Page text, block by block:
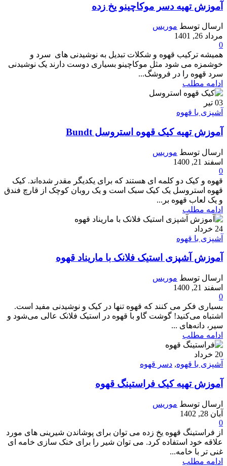
آموزش تهیه دسر موکاچینو یخ زده
ارسال توسط موریس
مرداد 26, 1401
0
همیشه ترکیب قهوه و شکلات تبدیل به نوشیدنی های سرد و
خوشمزه می شود مثل موکاچینو بسیاری دوست دارند یک نوشیدنی
سرد قهوه را در فروشگ...
ادامه مطلب
03 تیر
آشپزی با قهوه
آموزش تهیه کیک قهوه استروسل Bundt
ارسال توسط موریس
اسفند 21, 1400
0
قهوه و کیک دو کلمه ای هستند که برای یکدیگر مقدر شده‌اند. کیک
قهوه استروسل یک کیک سبک است و یک روبان کوچک از قارچ فندق
و یک لعاب قهوه بر...
ادامه مطلب
24 خرداد
آشپزی با قهوه
آموزش آشپزی استیک فلانک با ماریناد قهوه
ارسال توسط موریس
اسفند 21, 1400
0
بسیاری فکر می کنند که قهوه تنها در کیک و نوشیدنی مفید است.
اشتباه می‌کنید! گوشت گاو با قهوه در استیک فلانک عالی می‌شود و
سیر، دانه‌های ...
ادامه مطلب
20 خرداد
آشپزی با قهوه, دسر قهوه
آموزش تهیه کیک فراستینگ قهوه
ارسال توسط موریس
آبان 28, 1402
0
از فراستینگ قهوه یخ زده می توان برای پوشاندن شیرینی های مورد
علاقه خود استفاده کرد. می توان شیر را برای خنک سازی خامه ای
غنی تر با خامه...
ادامه مطلب